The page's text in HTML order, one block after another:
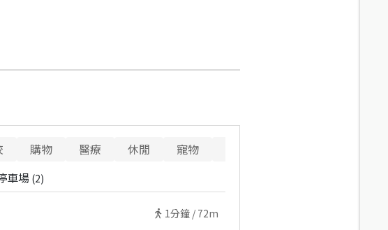
購物 醫療 休閒 寵物
車場 (2)
1分鐘 / 72m